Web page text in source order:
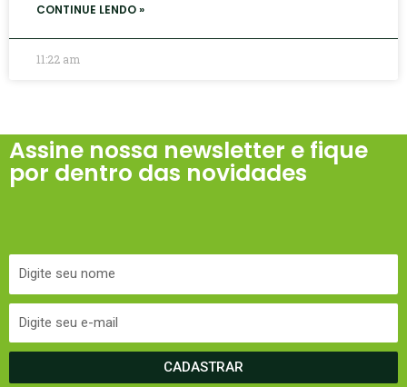
CONTINUE LENDO »
11:22 am
Assine nossa newsletter e fique
por dentro das novidades
CADASTRAR